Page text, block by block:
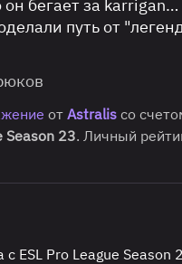
он бегает за
путь от
от Astralis со
Season 23. Личный
ESL Pro League